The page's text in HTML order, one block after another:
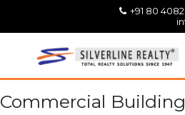
+91 80
Commercial